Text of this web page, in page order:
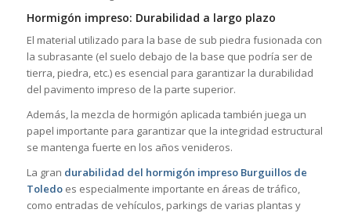
Hormigón impreso: Durabilidad a largo plazo
El material utilizado para la base de sub piedra fusionada con
la subrasante (el suelo debajo de la base que podría ser de
tierra, piedra, etc.) es esencial para garantizar la durabilidad
del pavimento impreso de la parte superior.
Además, la mezcla de hormigón aplicada también juega un
papel importante para garantizar que la integridad estructural
se mantenga fuerte en los años venideros.
La gran durabilidad del hormigón impreso Burguillos de
Toledoes especialmente importante en áreas de tráfico,
como entradas de vehículos, parkings de varias plantas y